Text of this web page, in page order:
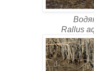
Rallus